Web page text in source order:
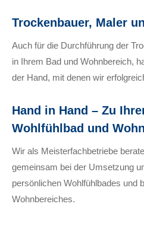
Trockenbauer, Maler
Auch für die Durchführung der
in Ihrem Bad und Wohnbereich,
der Hand, mit denen wir
Hand in Hand – Zu
Wohlfühlbad und
Wir als Meisterfachbetriebe
gemeinsam bei der Umsetzung
persönlichen Wohlfühlbades und
Wohnbereiches.